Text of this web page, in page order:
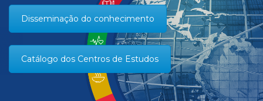
Disseminação do conhecimento
Catálogo dos Centros de Estudos